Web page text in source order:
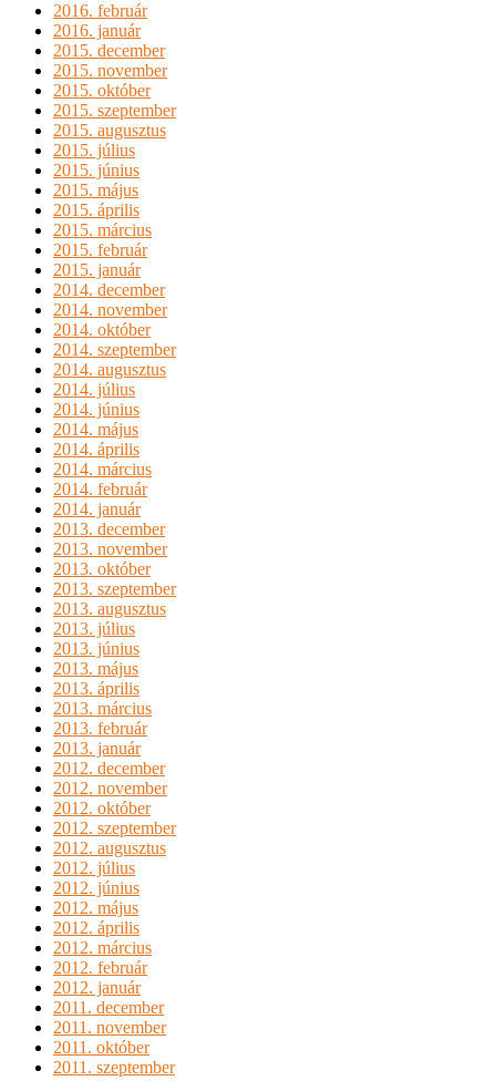
2016. február
2016. január
2015. december
2015. november
2015. október
2015. szeptember
2015. augusztus
2015. július
2015. június
2015. május
2015. április
2015. március
2015. február
2015. január
2014. december
2014. november
2014. október
2014. szeptember
2014. augusztus
2014. július
2014. június
2014. május
2014. április
2014. március
2014. február
2014. január
2013. december
2013. november
2013. október
2013. szeptember
2013. augusztus
2013. július
2013. június
2013. május
2013. április
2013. március
2013. február
2013. január
2012. december
2012. november
2012. október
2012. szeptember
2012. augusztus
2012. július
2012. június
2012. május
2012. április
2012. március
2012. február
2012. január
2011. december
2011. november
2011. október
2011. szeptember